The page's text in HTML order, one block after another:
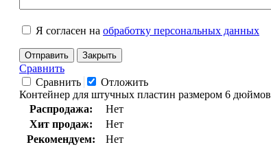
Я согласен на обработку персональных данных
Отправить Закрыть
Сравнить
Сравнить
Отложить
Контейнер для штучных пластин размером 6 дюймов
Распродажа:
Нет
Хит продаж:
Нет
Рекомендуем:
Нет